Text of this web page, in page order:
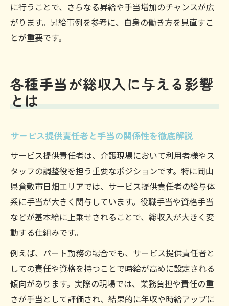
に行うことで、さらなる昇給や手当増加のチャンスが広
がります。昇給事例を参考に、自身の働き方を見直すこ
とが重要です。
各種手当が総収入に与える影響
とは
サービス提供責任者と手当の関係性を徹底解説
サービス提供責任者は、介護現場において利用者様やス
タッフの調整役を担う重要なポジションです。特に岡山
県倉敷市日畑エリアでは、サービス提供責任者の給与体
系に手当が大きく関与しています。役職手当や資格手当
などが基本給に上乗せされることで、総収入が大きく変
動する仕組みです。
例えば、パート勤務の場合でも、サービス提供責任者と
しての責任や資格を持つことで時給が高めに設定される
傾向があります。実際の現場では、業務負担や責任の重
さが手当として評価され、結果的に年収や時給アップに